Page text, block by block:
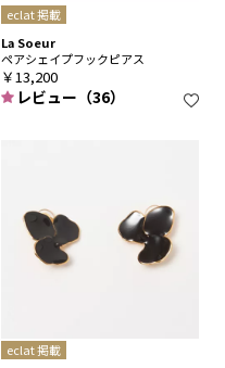
eclat 掲載
La Soeur
ペアシェイプフックピアス
￥13,200
レビュー（36）
eclat 掲載